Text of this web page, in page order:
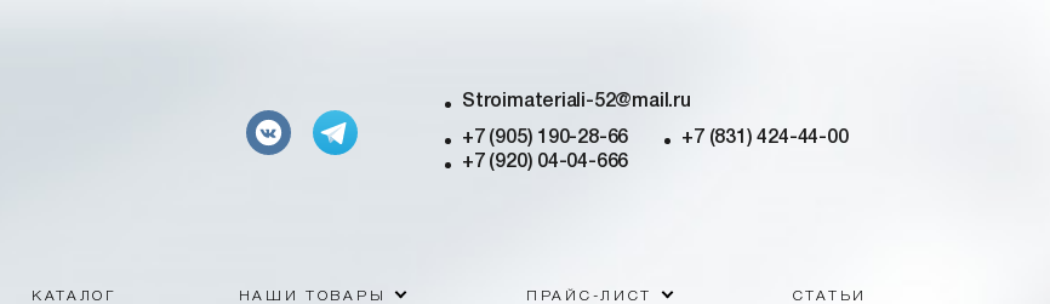
Stroimateriali-52@mail.ru
+7 (905) 190-28-66
+7 (831) 424-44-00
+7 (920) 04-04-666
КАТАЛОГ НАШИ ТОВАРЫ ПРАЙС-ЛИСТ СТАТЬИ